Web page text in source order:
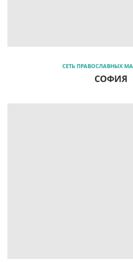
СЕТЬ ПРАВОСЛАВНЫХ
СОФИЯ